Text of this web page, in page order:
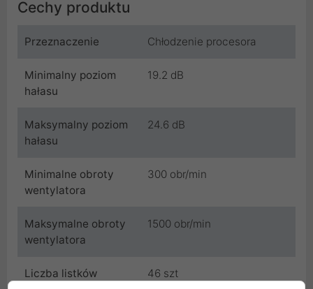
Cechy produktu
Przeznaczenie Chłodzenie procesora
Minimalny poziom
hałasu
19.2 dB
Maksymalny poziom
hałasu
24.6 dB
Minimalne obroty
wentylatora
300 obr/min
Maksymalne obroty
wentylatora
1500 obr/min
Liczba listków
46 szt